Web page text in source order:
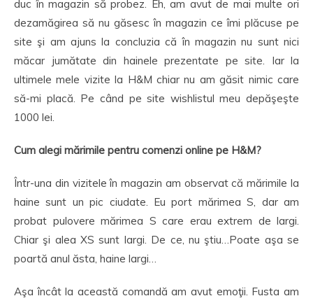
duc în magazin să probez. Eh, am avut de mai multe ori
dezamăgirea să nu găsesc în magazin ce îmi plăcuse pe
site şi am ajuns la concluzia că în magazin nu sunt nici
măcar jumătate din hainele prezentate pe site. Iar la
ultimele mele vizite la H&M chiar nu am găsit nimic care
să-mi placă. Pe când pe site wishlistul meu depăşeşte
1000 lei.
Cum alegi mărimile pentru comenzi online pe H&M?
Într-una din vizitele în magazin am observat că mărimile la
haine sunt un pic ciudate. Eu port mărimea S, dar am
probat pulovere mărimea S care erau extrem de largi.
Chiar şi alea XS sunt largi. De ce, nu ştiu…Poate aşa se
poartă anul ăsta, haine largi…
Aşa încât la această comandă am avut emoţii. Fusta am